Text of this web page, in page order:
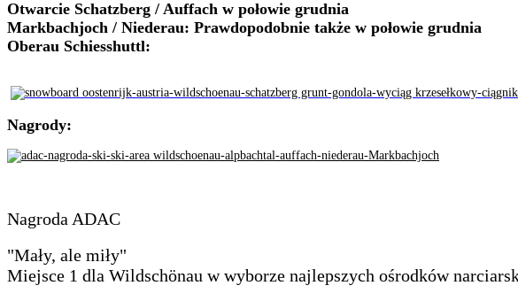
Otwarcie Schatzberg / Auffach w połowie grudnia
Markbachjoch / Niederau: Prawdopodobnie także w połowie grudnia
Oberau Schiesshuttl:
Nagrody:
Nagroda ADAC
"Mały, ale miły"
Miejsce 1 dla Wildschönau w wyborze najlepszych ośrodków